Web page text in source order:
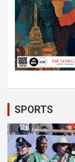
SPORTS